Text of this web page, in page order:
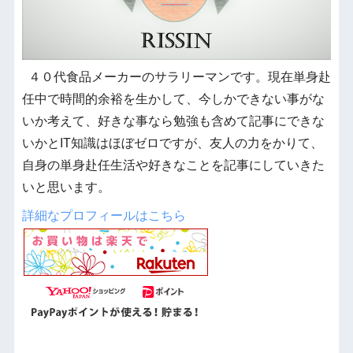
４０代食品メーカーのサラリーマンです。現在単身赴
任中で時間的余裕を生かして、今しかできない事がな
いか考えて、好きな事なら勉強も含めて記事にできな
いかとIT知識はほぼゼロですが、友人の力をかりて、
自身の単身赴任生活や好きなことを記事にしていきた
いと思います。
詳細なプロフィールはこちら